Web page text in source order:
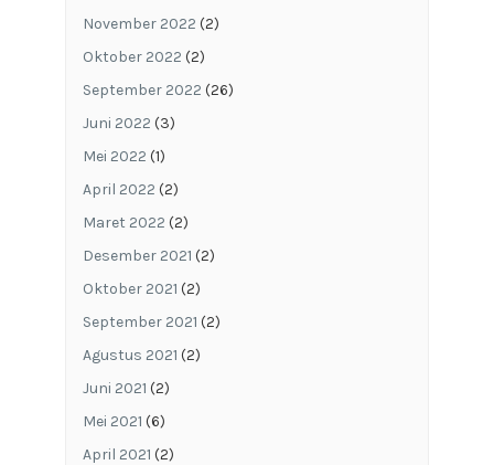
November 2022 (2)
Oktober 2022 (2)
September 2022 (26)
Juni 2022 (3)
Mei 2022 (1)
April 2022 (2)
Maret 2022 (2)
Desember 2021 (2)
Oktober 2021 (2)
September 2021 (2)
Agustus 2021 (2)
Juni 2021 (2)
Mei 2021 (6)
April 2021 (2)